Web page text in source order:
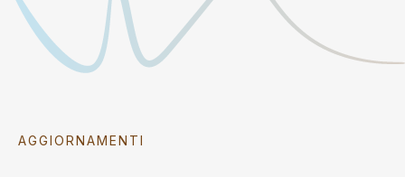
AGGIORNAMENTI